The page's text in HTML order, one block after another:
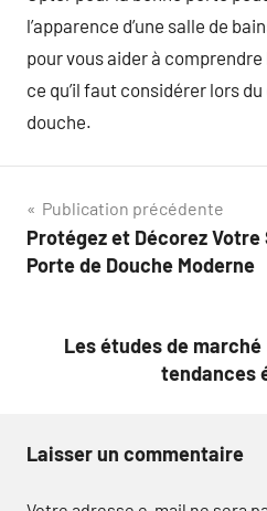
l’apparence d’une salle de
pour vous aider à
ce qu’il faut considérer lors du
douche.
Navigation
de
Publication précédente
Protégez et Décorez Votre
Porte de Douche Moderne
Les études de
tendances
Laisser un commentaire